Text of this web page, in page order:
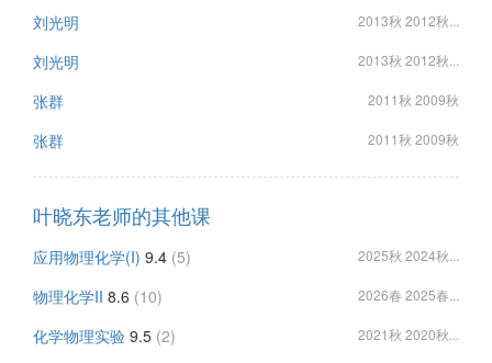
刘光明 2013秋 2012秋...
刘光明 2013秋 2012秋...
张群 2011秋 2009秋
张群 2011秋 2009秋
叶晓东老师的其他课
应用物理化学(I) 9.4 (5) 2025秋 2024秋...
物理化学II 8.6 (10) 2026春 2025春...
化学物理实验 9.5 (2) 2021秋 2020秋...